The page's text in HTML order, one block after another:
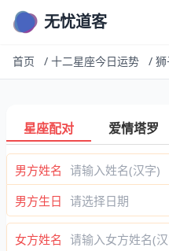
无忧道客
首页 / 十二星座今日运势 /
星座配对 爱情塔罗
男方姓名
男方生日
女方姓名